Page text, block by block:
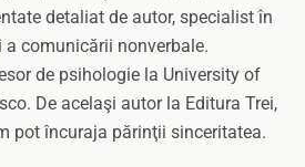
detaliat de autor, specialist în
comunicării nonverbale.
de psihologie la University of
De acelaşi autor la Editura Trei,
pot încuraja părinţii sinceritatea.